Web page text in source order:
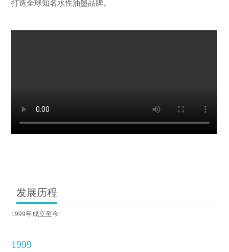
打造全球知名水性油墨品牌。
发展历程
1999年成立至今
1999